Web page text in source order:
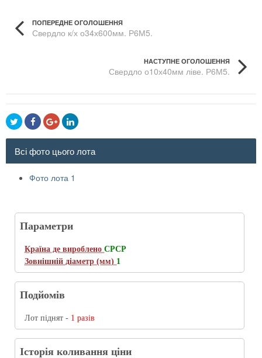
ПОПЕРЕДНЕ ОГОЛОШЕННЯ
Свердло к/х о34х600мм. Р6М5.
НАСТУПНЕ ОГОЛОШЕННЯ
Свердло о10х40мм ліве. Р6М5.
Всі фото цього лота
Фото лота 1
Параметри
Країна де вироблено СРСР
Зовнішній діаметр (мм) 1
Подйомів
Лот піднят - 1 разів
Історія коливання ціни